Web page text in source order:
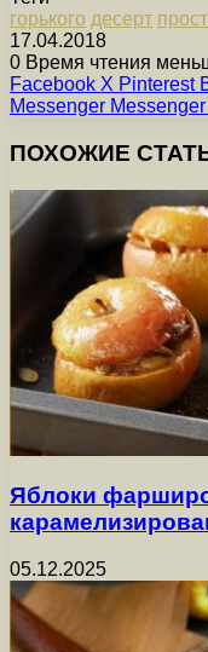
горького десерт
17.04.2018
0 Время чтения
Facebook X Pinterest
Messenger Messenger
ПОХОЖИЕ
Яблоки
05.12.2025